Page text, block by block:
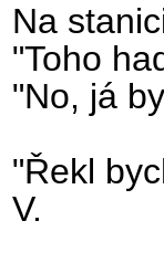
Na
"Toho
"No, já
"Řekl
V.